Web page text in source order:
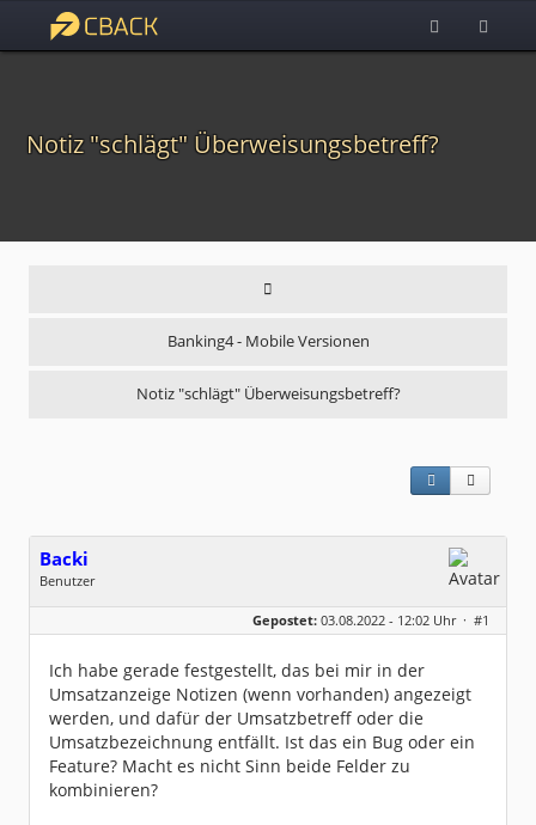
Notiz "schlägt" Überweisungsbetreff?
Banking4 - Mobile Versionen
Notiz "schlägt" Überweisungsbetreff?
Backi
Benutzer
Geschlecht:
keine Angabe
Dabei seit:
09 / 2019
Gepostet: 03.08.2022 - 12:02 Uhr · #1
Ich habe gerade festgestellt, das bei mir in der
Umsatzanzeige Notizen (wenn vorhanden) angezeigt
werden, und dafür der Umsatzbetreff oder die
Umsatzbezeichnung entfällt. Ist das ein Bug oder ein
Feature? Macht es nicht Sinn beide Felder zu
kombinieren?